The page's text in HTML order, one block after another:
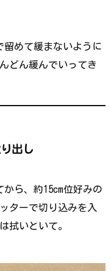
留めて緩まないように
どん緩んでいってき
出し
ら、約15cm位好みの
ターで切り込みを入
拭いといて。